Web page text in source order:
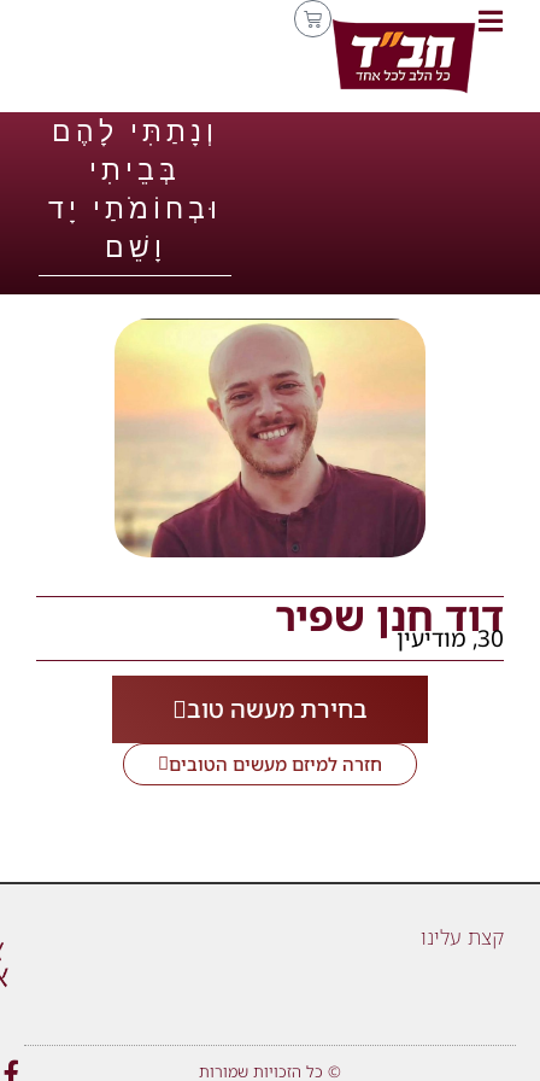
וְנָתַתִּי לָהֶם
בְּבֵיתִי
וּבְחוֹמֹתַי יָד
וָשֵׁם
דוד חנן שפיר
30, מודיעין
בחירת מעשה טוב
חזרה למיזם מעשים הטובים
קצת עלינו
© כל הזכויות שמורות